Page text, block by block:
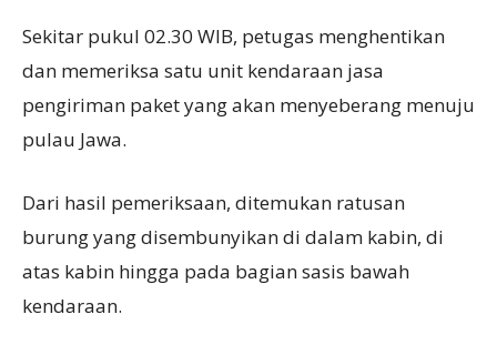
Sekitar pukul 02.30 WIB, petugas menghentikan
dan memeriksa satu unit kendaraan jasa
pengiriman paket yang akan menyeberang menuju
pulau Jawa.
Dari hasil pemeriksaan, ditemukan ratusan
burung yang disembunyikan di dalam kabin, di
atas kabin hingga pada bagian sasis bawah
kendaraan.